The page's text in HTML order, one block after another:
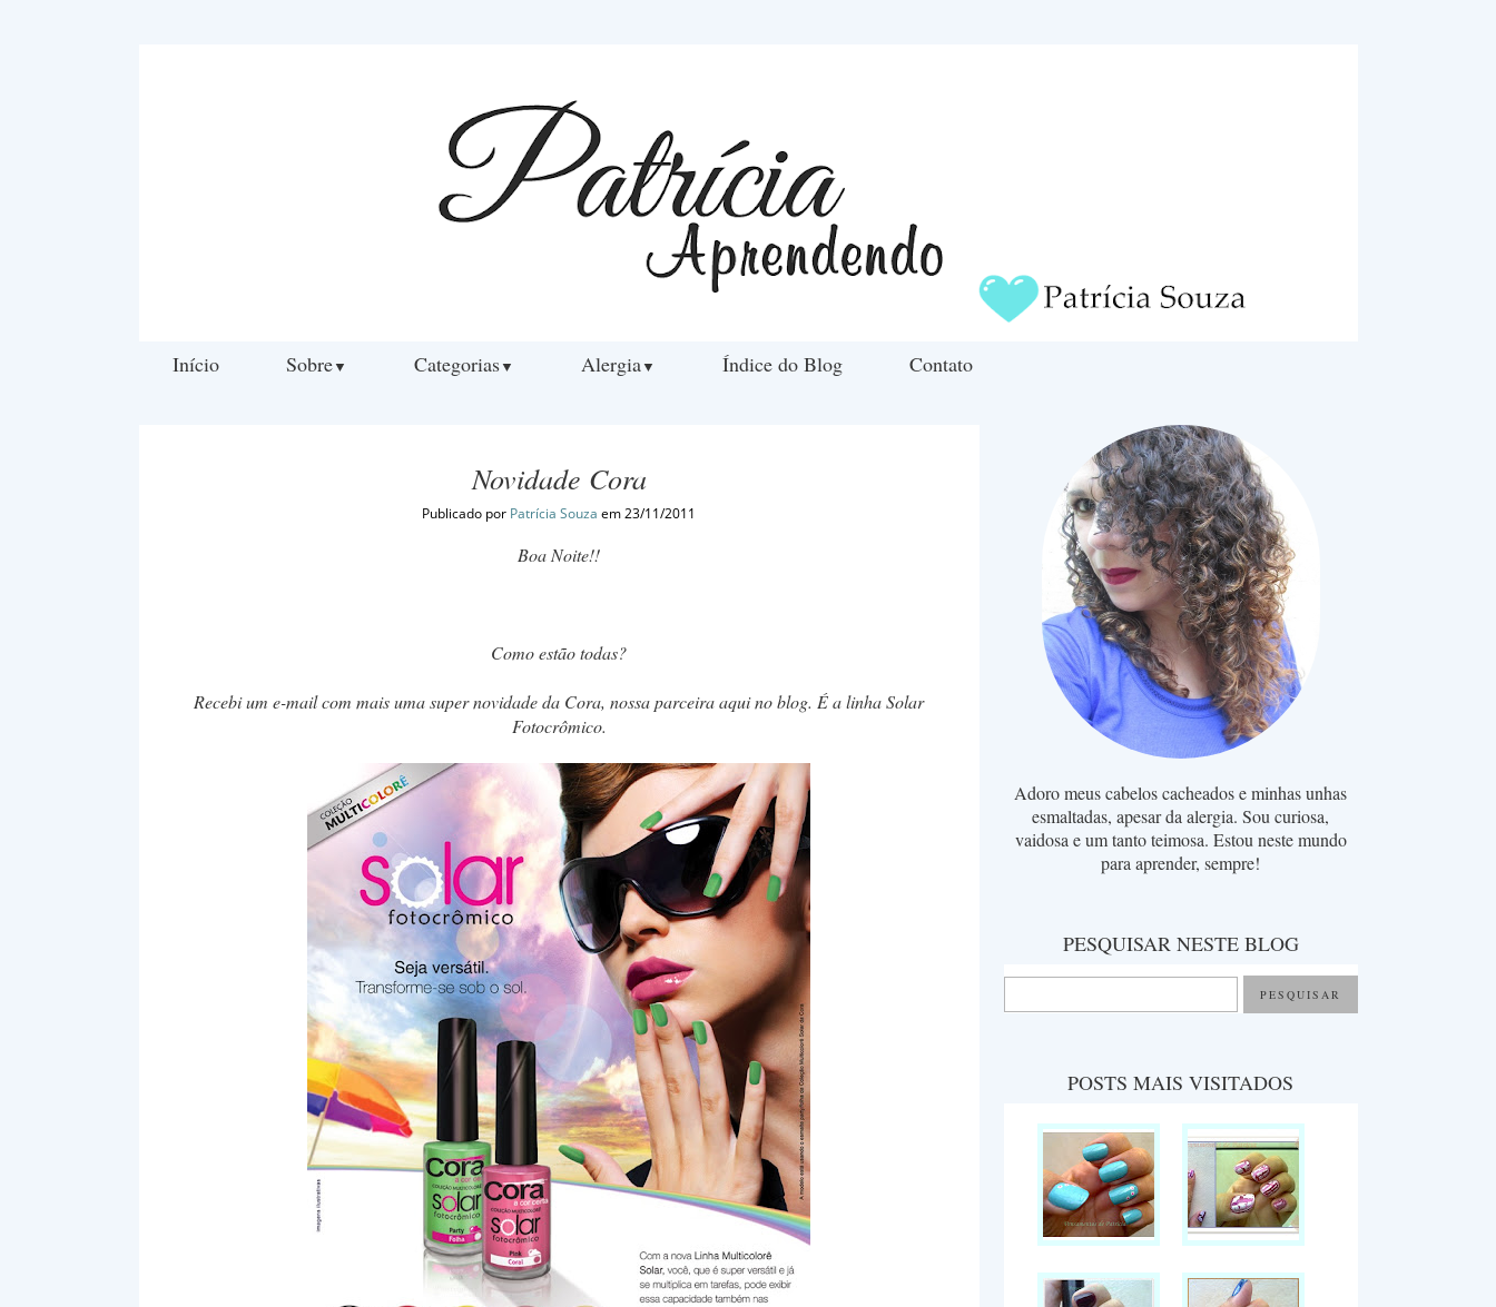
Início Sobre▼ Categorias▼ Alergia▼ Índice do Blog Contato
Novidade Cora
Publicado por Patrícia Souza em 23/11/2011
Boa Noite!!
Como estão todas?
Recebi um e-mail com mais uma super novidade da Cora, nossa parceira aqui no blog. É a linha Solar
Fotocrômico.
Adoro meus cabelos cacheados e minhas unhas
esmaltadas, apesar da alergia. Sou curiosa,
vaidosa e um tanto teimosa. Estou neste mundo
para aprender, sempre!
PESQUISAR NESTE BLOG
POSTS MAIS VISITADOS